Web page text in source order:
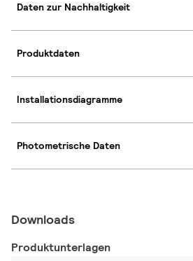
Daten zur Nachhaltigkeit
Produktdaten
Installationsdiagramme
Photometrische Daten
Downloads
Produktunterlagen